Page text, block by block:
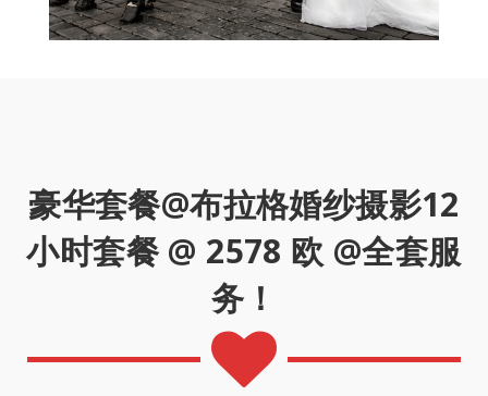
豪华套餐@布拉格婚纱摄影12
小时套餐 @ 2578 欧 @全套服
务！